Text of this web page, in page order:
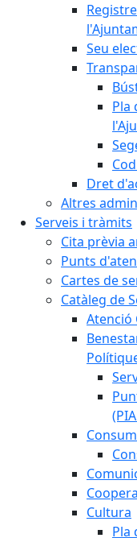
Seu
Pla
Dret
Altres
Serveis i tràmits
Cita prèvia
Punts
Cartes de
Catàleg de
Atenció
Consum
Cultura
Pla